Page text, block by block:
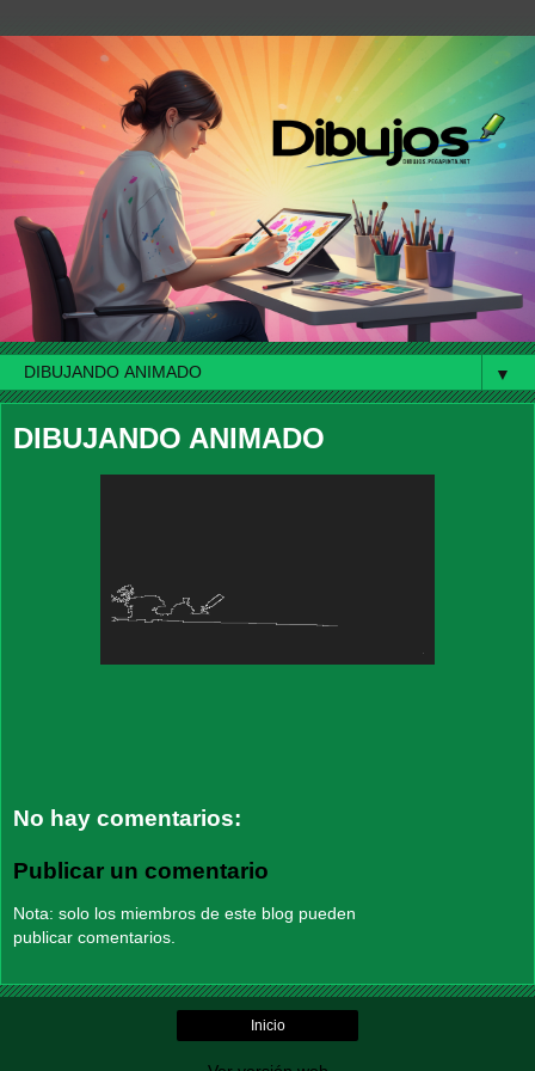
▼
DIBUJANDO ANIMADO
No hay comentarios:
Publicar un comentario
Nota: solo los miembros de este blog pueden
publicar comentarios.
Inicio